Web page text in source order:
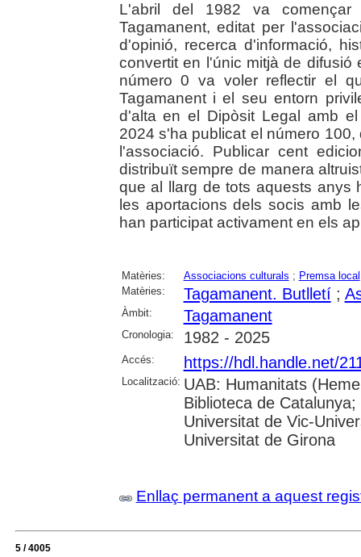
L'abril del 1982 va
Tagamanent, editat per
d'opinió, recerca d'informació,
convertit en l'únic mitjà de
número 0 va voler reflectir el
Tagamanent i el seu entorn
d'alta en el Dipòsit Legal amb
2024 s'ha publicat el número
l'associació. Publicar cent
distribuït sempre de manera
que al llarg de tots aquests anys
les aportacions dels socis amb
han participat activament en els
Matèries: Associacions culturals ; Premsa local
Matèries:
Tagamanent. Butlletí;
Àmbit: Tagamanent
Cronologia: 1982 - 2025
Accés: https://hdl.handle.net/
Localització: UAB: Humanitats
Biblioteca de
Universitat de Vic-
Universitat de Girona
Enllaç permanent a aquest
5 / 4005